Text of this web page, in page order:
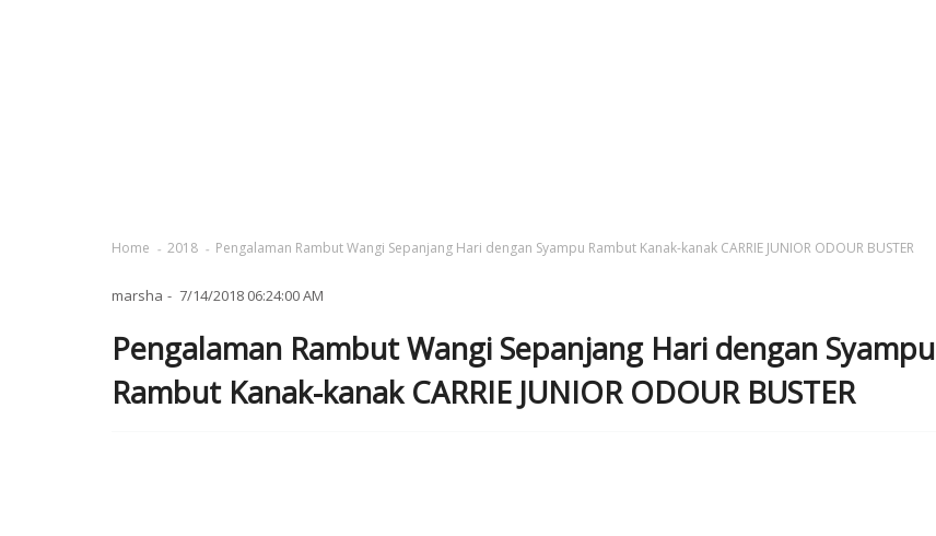
Home 2018 Pengalaman Rambut Wangi Sepanjang Hari dengan Syampu Rambut Kanak-kanak CARRIE JUNIOR ODOUR BUSTER
marsha 7/14/2018 06:24:00 AM
Pengalaman Rambut Wangi Sepanjang Hari dengan Syampu
Rambut Kanak-kanak CARRIE JUNIOR ODOUR BUSTER